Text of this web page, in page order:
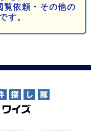
覧依頼・その他の
す。